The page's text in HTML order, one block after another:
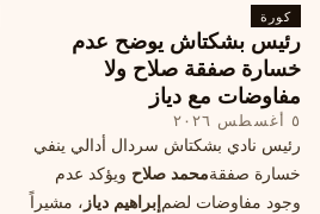
كورة
رئيس بشكتاش يوضح عدم
خسارة صفقة صلاح ولا
مفاوضات مع دياز
٥ أغسطس ٢٠٢٦
رئيس نادي بشكتاش سردال أدالي ينفي
خسارة صفقةمحمد صلاح ويؤكد عدم
وجود مفاوضات لضمإبراهيم دياز ، مشيراً